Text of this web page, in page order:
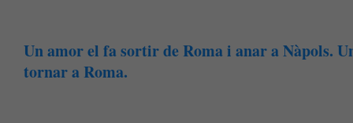
Un amor el fa sortir de Roma i anar a Nàpols.
tornar a Roma.